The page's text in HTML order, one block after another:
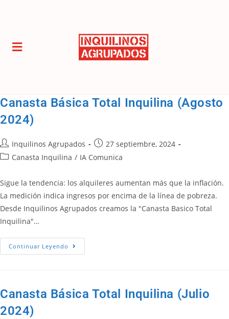
Canasta Básica Total Inquilina (Agosto
2024)
Inquilinos Agrupados
27 septiembre, 2024
Canasta Inquilina / IA Comunica
Sigue la tendencia: los alquileres aumentan más que la inflación.
La medición indica ingresos por encima de la línea de pobreza.
Desde Inquilinos Agrupados creamos la "Canasta Basico Total
Inquilina"…
Continuar Leyendo
Canasta Básica Total Inquilina (Julio
2024)